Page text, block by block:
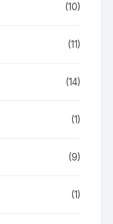
(10)
(11)
(14)
(1)
(9)
(1)